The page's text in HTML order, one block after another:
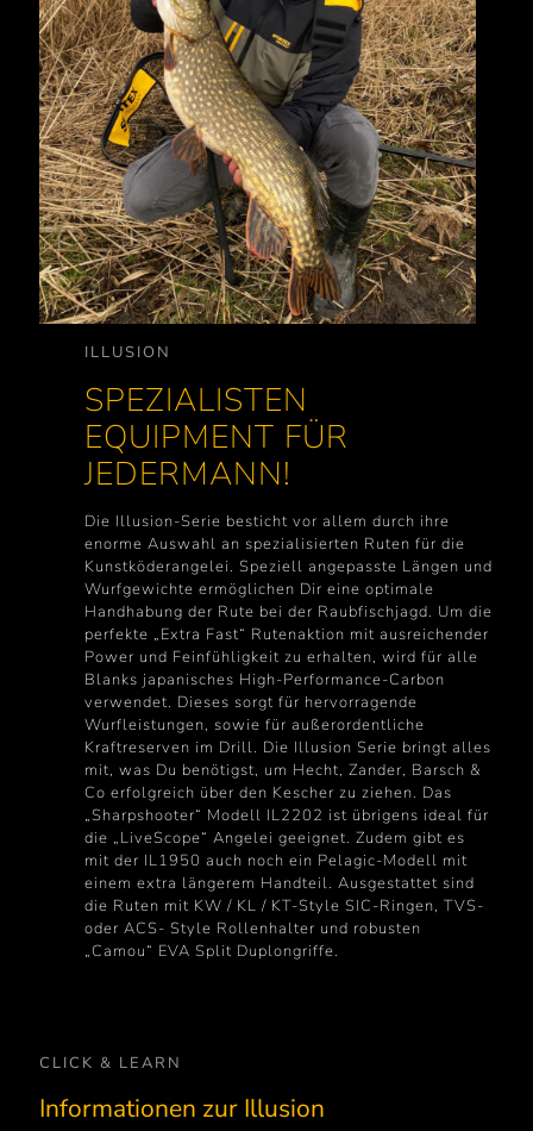
ILLUSION
SPEZIALISTEN
EQUIPMENT FÜR
JEDERMANN!
Die Illusion-Serie besticht vor allem durch ihre
enorme Auswahl an spezialisierten Ruten für die
Kunstköderangelei. Speziell angepasste Längen und
Wurfgewichte ermöglichen Dir eine optimale
Handhabung der Rute bei der Raubfischjagd. Um die
perfekte „Extra Fast“ Rutenaktion mit ausreichender
Power und Feinfühligkeit zu erhalten, wird für alle
Blanks japanisches High-Performance-Carbon
verwendet. Dieses sorgt für hervorragende
Wurfleistungen, sowie für außerordentliche
Kraftreserven im Drill. Die Illusion Serie bringt alles
mit, was Du benötigst, um Hecht, Zander, Barsch &
Co erfolgreich über den Kescher zu ziehen. Das
„Sharpshooter“ Modell IL2202 ist übrigens ideal für
die „LiveScope“ Angelei geeignet. Zudem gibt es
mit der IL1950 auch noch ein Pelagic-Modell mit
einem extra längerem Handteil. Ausgestattet sind
die Ruten mit KW / KL / KT-Style SIC-Ringen, TVS-
oder ACS- Style Rollenhalter und robusten
„Camou“ EVA Split Duplongriffe.
CLICK & LEARN
Informationen zur Illusion